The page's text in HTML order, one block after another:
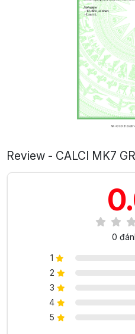
Review - CALCI MK7
0
1
2
3
4
5